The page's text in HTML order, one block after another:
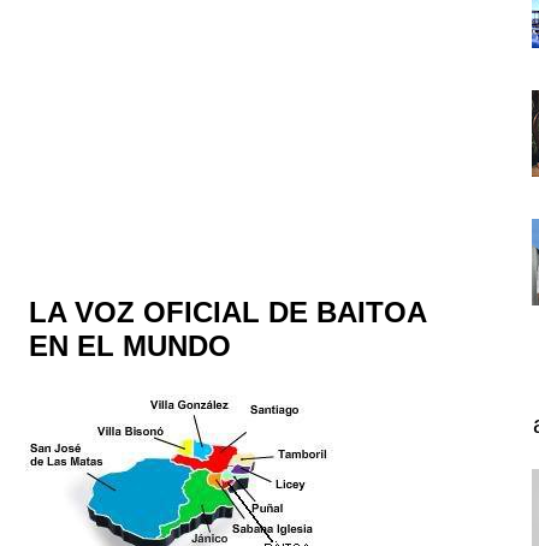
LA VOZ OFICIAL DE BAITOA
EN EL MUNDO